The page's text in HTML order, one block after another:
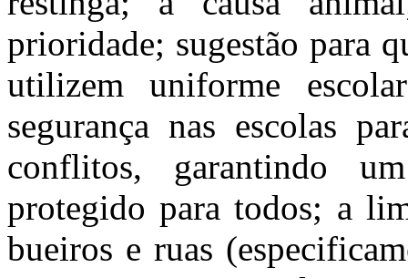
prioridade; sugestão para
utilizem uniforme
segurança nas escolas
conflitos, garantindo
protegido para todos; a
bueiros e ruas